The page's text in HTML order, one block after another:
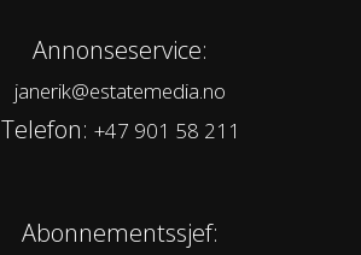
Annonseservice:
janerik@estatemedia.no
Telefon: +47 901 58 211
Abonnementssjef: